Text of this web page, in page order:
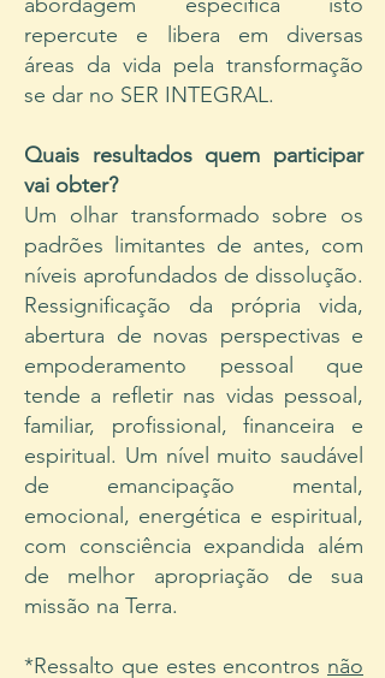
repercute e libera em diversas
áreas da vida pela transformação
se dar no SER INTEGRAL.
Quais resultados quem participar
vai obter?
Um olhar transformado sobre os
padrões limitantes de antes, com
níveis aprofundados de dissolução.
Ressignificação da própria vida,
abertura de novas perspectivas e
empoderamento pessoal que
tende a refletir nas vidas pessoal,
familiar, profissional, financeira e
espiritual. Um nível muito saudável
de emancipação mental,
emocional, energética e espiritual,
com consciência expandida além
de melhor apropriação de sua
missão na Terra.
*Ressalto que estes encontros não